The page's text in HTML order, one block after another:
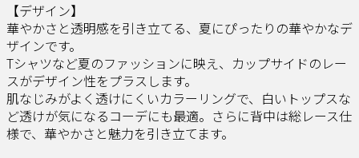
【デザイン】
華やかさと透明感を引き立てる、夏にぴったりの華やかなデ
ザインです。
Tシャツなど夏のファッションに映え、カップサイドのレー
スがデザイン性をプラスします。
肌なじみがよく透けにくいカラーリングで、白いトップスな
ど透けが気になるコーデにも最適。さらに背中は総レース仕
様で、華やかさと魅力を引き立てます。